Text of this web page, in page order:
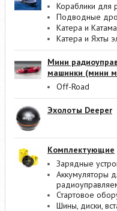
Кораблики для
Подводные
Катера и
Катера и Яхты
Мини
машинки (мини
Off-Road
Эхолоты Deeper
Комплектующие
Зарядные
Аккумуляторы
Стартовое
Шины, диски,